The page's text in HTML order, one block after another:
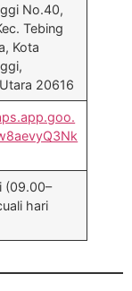
No.40,
Tebing
Kota
20616
(09.00–
hari